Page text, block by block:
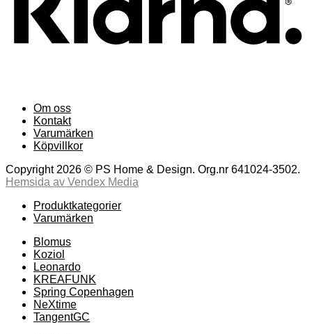
Om oss
Kontakt
Varumärken
Köpvillkor
Copyright 2026 © PS Home & Design. Org.nr 641024-3502.
Hemsida av Vendex Media
Produktkategorier
Varumärken
Blomus
Koziol
Leonardo
KREAFUNK
Spring Copenhagen
NeXtime
TangentGC